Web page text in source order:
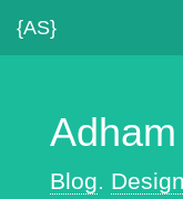
{AS}
Blog. Design